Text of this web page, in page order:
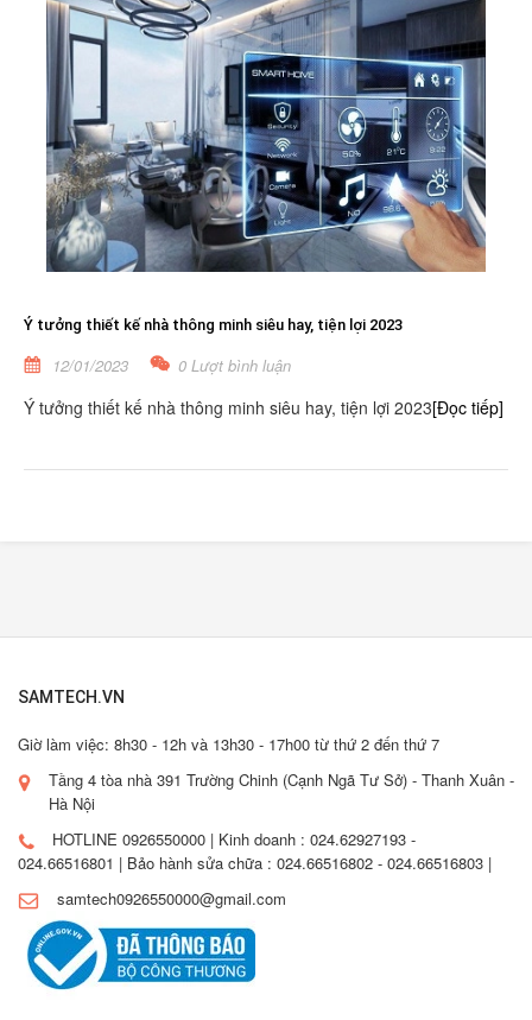
Ý tưởng thiết kế nhà thông minh siêu hay, tiện lợi 2023
12/01/2023 0 Lượt bình luận
Ý tưởng thiết kế nhà thông minh siêu hay, tiện lợi 2023[Đọc tiếp]
SAMTECH.VN
Giờ làm việc: 8h30 - 12h và 13h30 - 17h00 từ thứ 2 đến thứ 7
Tầng 4 tòa nhà 391 Trường Chinh (Cạnh Ngã Tư Sở) - Thanh Xuân -
Hà Nội
HOTLINE 0926550000 | Kinh doanh : 024.62927193 -
024.66516801 | Bảo hành sửa chữa : 024.66516802 - 024.66516803 |
samtech0926550000@gmail.com